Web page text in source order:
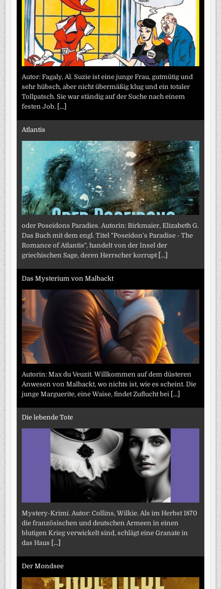
Autor: Fagaly, Al. Suzie ist eine junge Frau, gutmütig und
sehr hübsch, aber nicht übermäßig klug und ein totaler
Tollpatsch. Sie war ständig auf der Suche nach einem
festen Job. [...]
Atlantis
oder Poseidons Paradies. Autorin: Birkmaier, Elizabeth G.
Das Buch mit dem engl. Titel "Poseidon's Paradise - The
Romance of Atlantis", handelt von der Insel der
griechischen Sage, deren Herrscher korrupt [...]
Das Mysterium von Malbackt
Autorin: Max du Veuzit. Willkommen auf dem düsteren
Anwesen von Malbackt, wo nichts ist, wie es scheint. Die
junge Marguerite, eine Waise, findet Zuflucht bei [...]
Die lebende Tote
Mystery-Krimi. Autor: Collins, Wilkie. Als im Herbst 1870
die französischen und deutschen Armeen in einen
blutigen Krieg verwickelt sind, schlägt eine Granate in
das Haus [...]
Der Mondsee